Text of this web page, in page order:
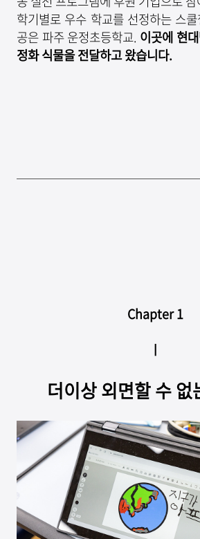
학기별로 우수 학교를 선정하는 스
공은 파주 운정초등학교. 이곳에 현
정화 식물을 전달하고 왔습니다.
Chapter 1
ㅣ
더이상 외면할 수 없